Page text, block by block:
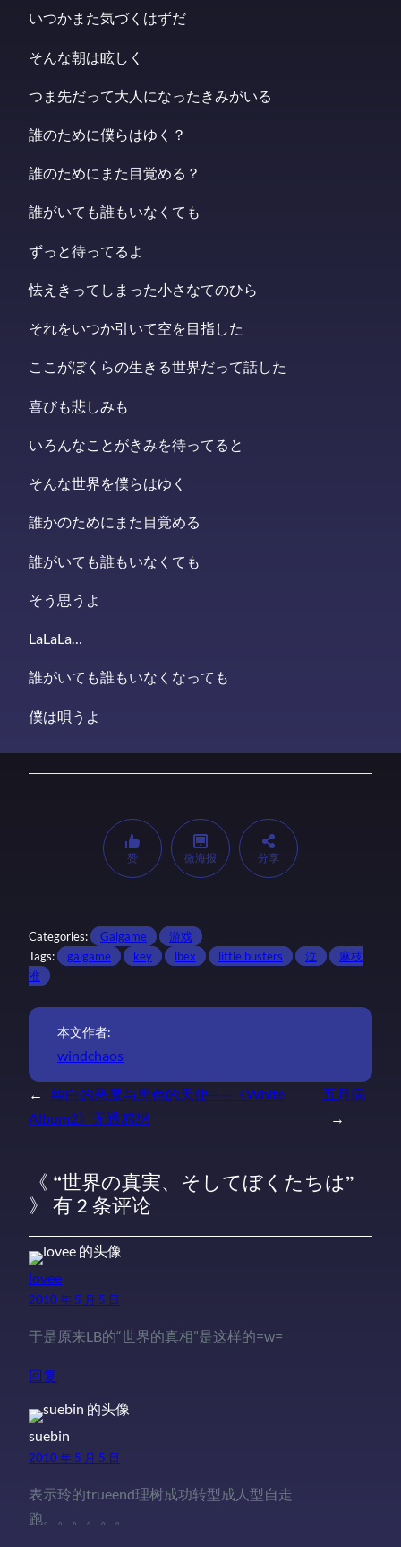
いつかまた気づくはずだ
そんな朝は眩しく
つま先だって大人になったきみがいる
誰のために僕らはゆく？
誰のためにまた目覚める？
誰がいても誰もいなくても
ずっと待ってるよ
怯えきってしまった小さなてのひら
それをいつか引いて空を目指した
ここがぼくらの生きる世界だって話した
喜びも悲しみも
いろんなことがきみを待ってると
そんな世界を僕らはゆく
誰かのためにまた目覚める
誰がいても誰もいなくても
そう思うよ
LaLaLa…
誰がいても誰もいなくなっても
僕は唄うよ
赞 微海报 分享
Categories: Galgame
游戏
Tags:
galgame key lbex little busters 泣
麻枝
准
本文作者:
windchaos
←
纯白的恶魔与黑色的天使——《White
Album2》无透感想
五月病
→
《 “世界の真実、そしてぼくたちは”
》 有 2 条评论
lovee
2010 年 5 月 5 日
于是原来LB的“世界的真相”是这样的=w=
回复
suebin
2010 年 5 月 5 日
表示玲的trueend理树成功转型成人型自走
跑。。。。。。